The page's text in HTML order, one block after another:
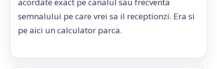
semnalului pe care vrei sa il receptionzi. Era si
pe aici un calculator parca.